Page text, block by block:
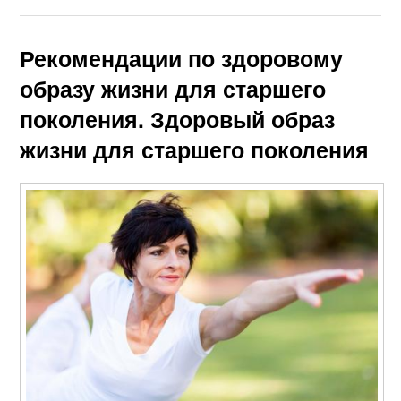
Рекомендации по здоровому
образу жизни для старшего
поколения. Здоровый образ
жизни для старшего поколения